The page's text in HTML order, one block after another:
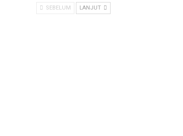
SEBELUM LANJUT